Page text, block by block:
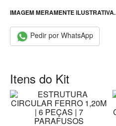
IMAGEM MERAMENTE ILUSTRATIVA.
Pedir por WhatsApp
Itens do Kit